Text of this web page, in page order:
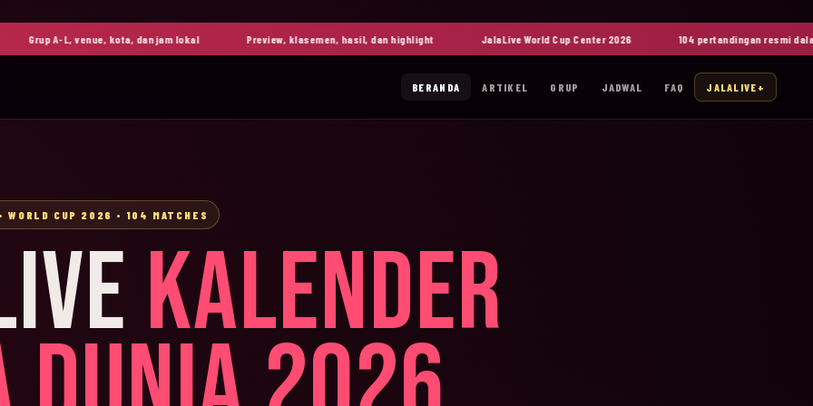
Grup A-L, venue, kota, dan jam lokal Preview, klasemen, hasil, dan highlight JalaLive World Cup Center 2026 104 pertandingan resmi dalam
BERANDA ARTIKEL GRUP JADWAL FAQ JALALIVE+
WORLD CUP 2026 • 104 MATCHES
KALENDER